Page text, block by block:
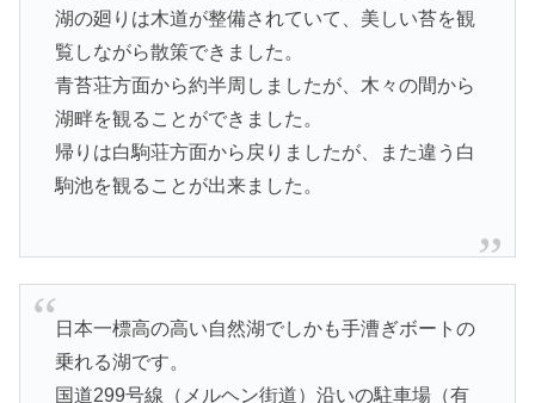
湖の廻りは木道が整備されていて、美しい苔を観
覧しながら散策できました。
青苔荘方面から約半周しましたが、木々の間から
湖畔を観ることができました。
帰りは白駒荘方面から戻りましたが、また違う白
駒池を観ることが出来ました。
日本一標高の高い自然湖でしかも手漕ぎボートの
乗れる湖です。
国道299号線（メルヘン街道）沿いの駐車場（有